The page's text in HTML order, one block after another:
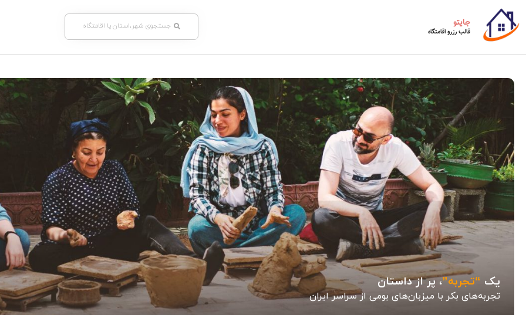
جایتو
قالب رزرو اقامتگاه
جستجوی شهر،استان یا اقامتگاه
یک “تجربه”، پر از داستان
تجربه‌های بکر با میزبان‌های بومی از سراسر ایران